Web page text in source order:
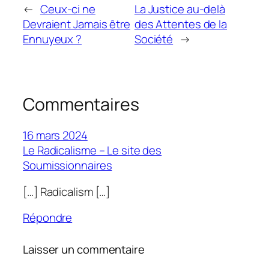
← Ceux-ci ne
Devraient Jamais être
Ennuyeux ?
La Justice au-delà
des Attentes de la
Société →
Commentaires
16 mars 2024
Le Radicalisme – Le site des
Soumissionnaires
[…] Radicalism […]
Répondre
Laisser un commentaire